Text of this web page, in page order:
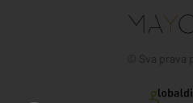
© Sva prava